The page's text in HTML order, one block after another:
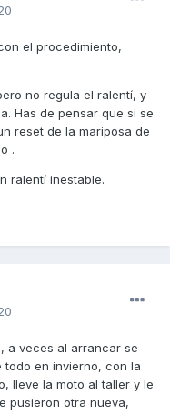
el procedimiento,
no regula el ralentí, y
Has de pensar que si se
reset de la mariposa de
.
ralentí inestable.
a veces al arrancar se
todo en invierno, con la
lleve la moto al taller y le
pusieron otra nueva,